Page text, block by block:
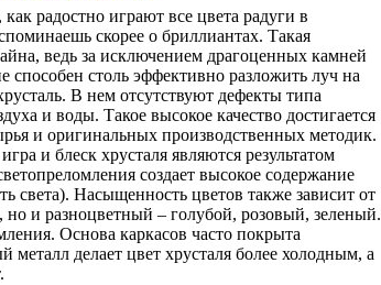
радостно играют все цвета радуги в
скорее о бриллиантах. Такая
ведь за исключением драгоценных камней
способен столь эффективно разложить луч на
В нем отсутствуют дефекты типа
и воды. Такое высокое качество достигается
и оригинальных производственных методик.
и блеск хрусталя являются результатом
создает высокое содержание
света). Насыщенность цветов также зависит от
и разноцветный – голубой, розовый, зеленый.
Основа каркасов часто покрыта
делает цвет хрусталя более холодным, а